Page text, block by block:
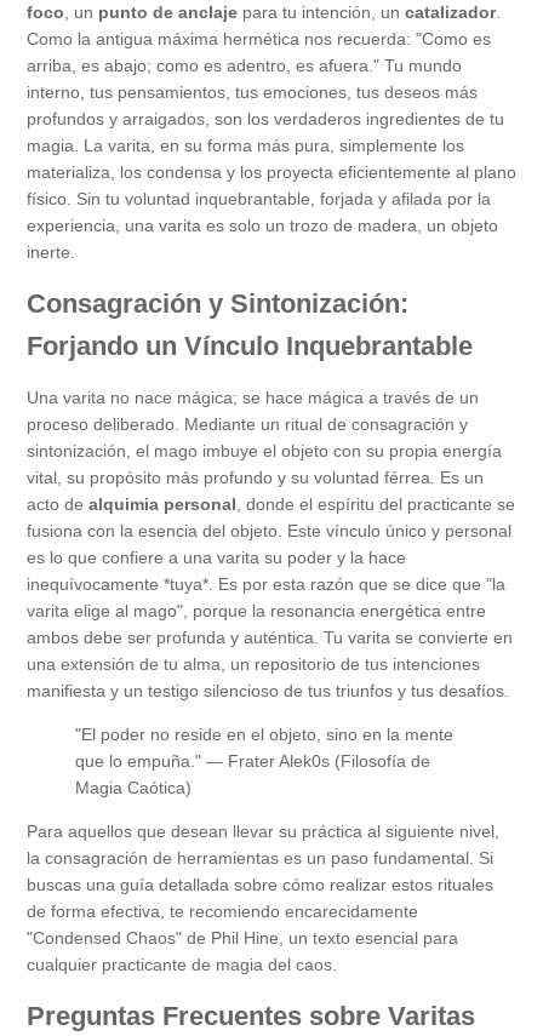
foco , un punto de anclaje para tu intención, un catalizador.
Como la antigua máxima hermética nos recuerda: "Como es
arriba, es abajo; como es adentro, es afuera." Tu mundo
interno, tus pensamientos, tus emociones, tus deseos más
profundos y arraigados, son los verdaderos ingredientes de tu
magia. La varita, en su forma más pura, simplemente los
materializa, los condensa y los proyecta eficientemente al plano
físico. Sin tu voluntad inquebrantable, forjada y afilada por la
experiencia, una varita es solo un trozo de madera, un objeto
inerte.
Consagración y Sintonización:
Forjando un Vínculo Inquebrantable
Una varita no nace mágica; se hace mágica a través de un
proceso deliberado. Mediante un ritual de consagración y
sintonización, el mago imbuye el objeto con su propia energía
vital, su propósito más profundo y su voluntad férrea. Es un
acto de alquimia personal , donde el espíritu del practicante se
fusiona con la esencia del objeto. Este vínculo único y personal
es lo que confiere a una varita su poder y la hace
inequívocamente *tuya*. Es por esta razón que se dice que "la
varita elige al mago", porque la resonancia energética entre
ambos debe ser profunda y auténtica. Tu varita se convierte en
una extensión de tu alma, un repositorio de tus intenciones
manifiesta y un testigo silencioso de tus triunfos y tus desafíos.
"El poder no reside en el objeto, sino en la mente
que lo empuña." — Frater Alek0s (Filosofía de
Magia Caótica)
Para aquellos que desean llevar su práctica al siguiente nivel,
la consagración de herramientas es un paso fundamental. Si
buscas una guía detallada sobre cómo realizar estos rituales
de forma efectiva, te recomiendo encarecidamente
"Condensed Chaos" de Phil Hine, un texto esencial para
cualquier practicante de magia del caos.
Preguntas Frecuentes sobre Varitas